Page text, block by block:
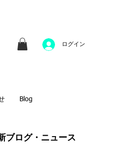
ログイン
Blog
ブログ・ニュース